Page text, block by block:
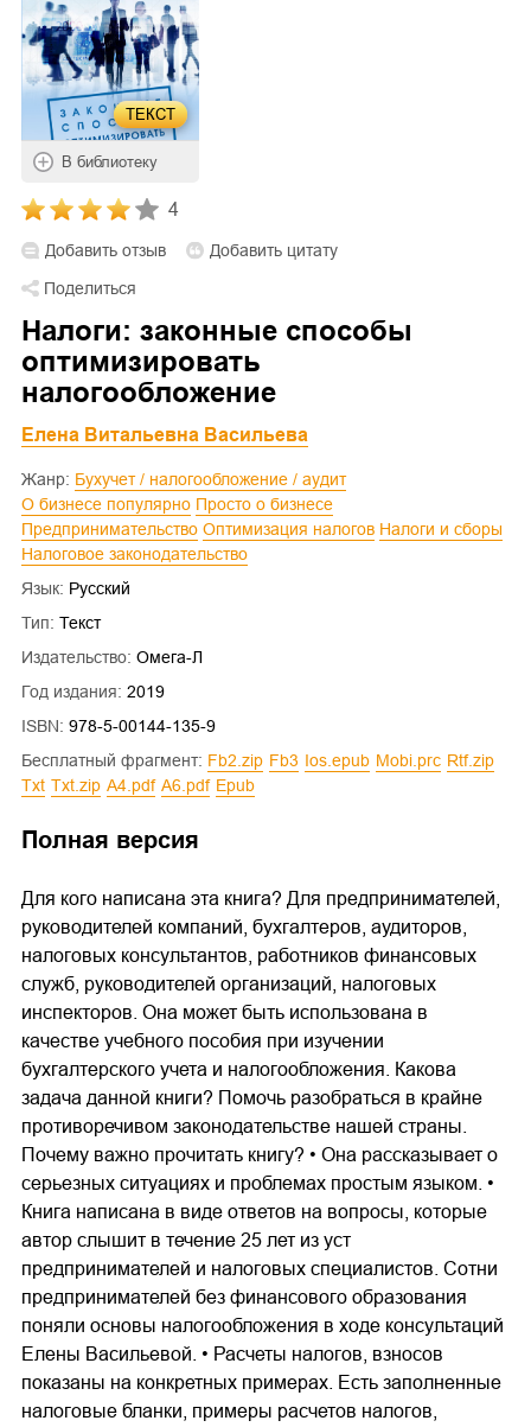
ТЕКСТ
В библиотеку
4
Добавить отзыв
Добавить цитату
Поделиться
Налоги: законные способы
оптимизировать
налогообложение
Елена Витальевна Васильева
Жанр:
Бухучет / налогообложение / аудит
О бизнесе популярно
Просто о бизнесе
Предпринимательство
Оптимизация налогов
Налоги и сборы
Налоговое законодательство
Язык: Русский
Тип: Текст
Издательство: Омега-Л
Год издания: 2019
ISBN: 978-5-00144-135-9
Бесплатный фрагмент:
fb2.zip fb3 ios.epub mobi.prc
rtf.zip
txt
txt.zip a4.pdf a6.pdf epub
Полная версия
Для кого написана эта книга? Для предпринимателей,
руководителей компаний, бухгалтеров, аудиторов,
налоговых консультантов, работников финансовых
служб, руководителей организаций, налоговых
инспекторов. Она может быть использована в
качестве учебного пособия при изучении
бухгалтерского учета и налогообложения. Какова
задача данной книги? Помочь разобраться в крайне
противоречивом законодательстве нашей страны.
Почему важно прочитать книгу? • Она рассказывает о
серьезных ситуациях и проблемах простым языком. •
Книга написана в виде ответов на вопросы, которые
автор слышит в течение 25 лет из уст
предпринимателей и налоговых специалистов. Сотни
предпринимателей без финансового образования
поняли основы налогообложения в ходе консультаций
Елены Васильевой. • Расчеты налогов, взносов
показаны на конкретных примерах. Есть заполненные
налоговые бланки, примеры расчетов налогов,